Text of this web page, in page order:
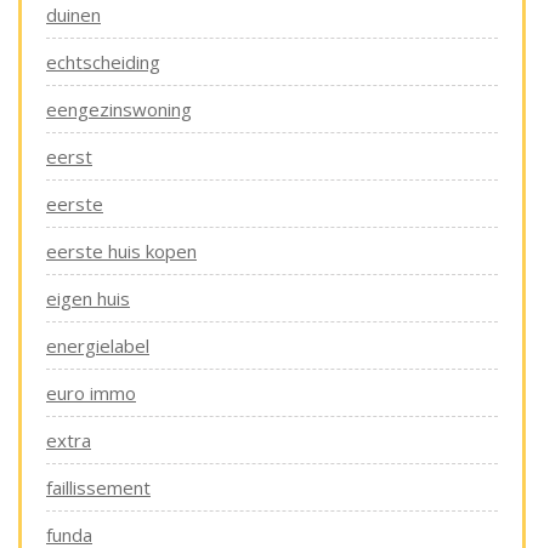
duinen
echtscheiding
eengezinswoning
eerst
eerste
eerste huis kopen
eigen huis
energielabel
euro immo
extra
faillissement
funda